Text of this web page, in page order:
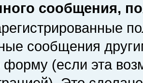
сообщения,
сообщения
форму (если эта